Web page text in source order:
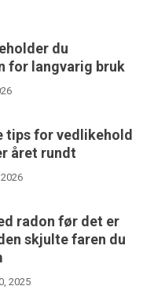
du
for langvarig bruk
tips for vedlikehold
året rundt
radon før det er
skjulte faren du
2025